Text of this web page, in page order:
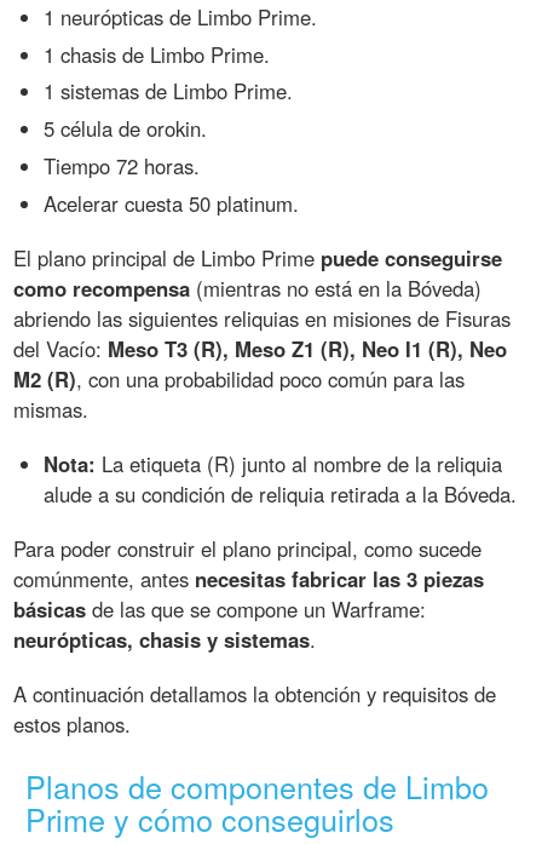
1 neurópticas de Limbo Prime.
1 chasis de Limbo Prime.
1 sistemas de Limbo Prime.
5 célula de orokin.
Tiempo 72 horas.
Acelerar cuesta 50 platinum.
El plano principal de Limbo Prime puede conseguirse
como recompensa (mientras no está en la Bóveda)
abriendo las siguientes reliquias en misiones de Fisuras
del Vacío: Meso T3 (R), Meso Z1 (R), Neo I1 (R), Neo
M2 (R), con una probabilidad poco común para las
mismas.
Nota: La etiqueta (R) junto al nombre de la reliquia
alude a su condición de reliquia retirada a la Bóveda.
Para poder construir el plano principal, como sucede
comúnmente, antes necesitas fabricar las 3 piezas
básicas de las que se compone un Warframe:
neurópticas, chasis y sistemas.
A continuación detallamos la obtención y requisitos de
estos planos.
Planos de componentes de Limbo
Prime y cómo conseguirlos